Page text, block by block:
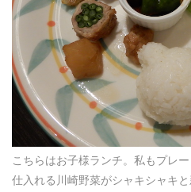
こちらはお子様ランチ。私もプレ
仕入れる川崎野菜がシャキシャキ